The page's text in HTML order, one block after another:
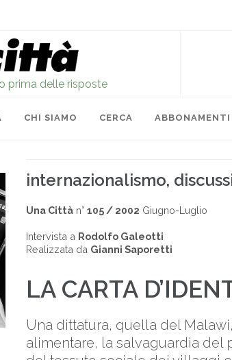
prima delle risposte
CHI SIAMO CERCA ABBONAMENTI
internazionalismo,
Una Città n° 105 / 2002 Giugno-Luglio
Intervista a Rodolfo Galeotti
Realizzata da Gianni Saporetti
LA CARTA
Una dittatura, quella del
alimentare, la salvaguardia del